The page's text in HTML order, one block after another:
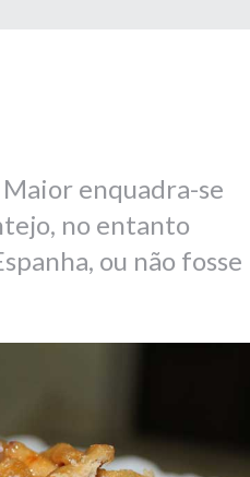
enquadra-se
no entanto
ou não fosse